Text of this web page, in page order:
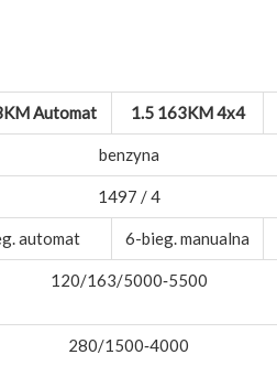
Automat 1.5 163KM 4x4
benzyna
1497 / 4
automat 6-bieg. manualna
120/163/5000‑5500
280/1500‑4000